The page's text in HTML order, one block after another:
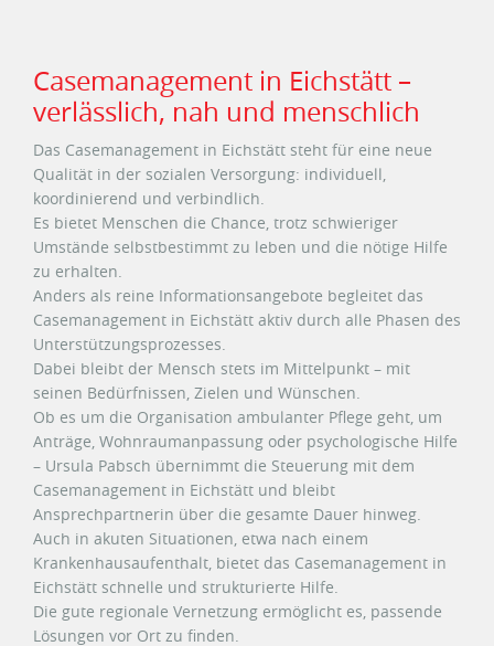
Casemanagement in Eichstätt –
verlässlich, nah und menschlich
Das Casemanagement in Eichstätt steht für eine neue
Qualität in der sozialen Versorgung: individuell,
koordinierend und verbindlich.
Es bietet Menschen die Chance, trotz schwieriger
Umstände selbstbestimmt zu leben und die nötige Hilfe
zu erhalten.
Anders als reine Informationsangebote begleitet das
Casemanagement in Eichstätt aktiv durch alle Phasen des
Unterstützungsprozesses.
Dabei bleibt der Mensch stets im Mittelpunkt – mit
seinen Bedürfnissen, Zielen und Wünschen.
Ob es um die Organisation ambulanter Pflege geht, um
Anträge, Wohnraumanpassung oder psychologische Hilfe
– Ursula Pabsch übernimmt die Steuerung mit dem
Casemanagement in Eichstätt und bleibt
Ansprechpartnerin über die gesamte Dauer hinweg.
Auch in akuten Situationen, etwa nach einem
Krankenhausaufenthalt, bietet das Casemanagement in
Eichstätt schnelle und strukturierte Hilfe.
Die gute regionale Vernetzung ermöglicht es, passende
Lösungen vor Ort zu finden.